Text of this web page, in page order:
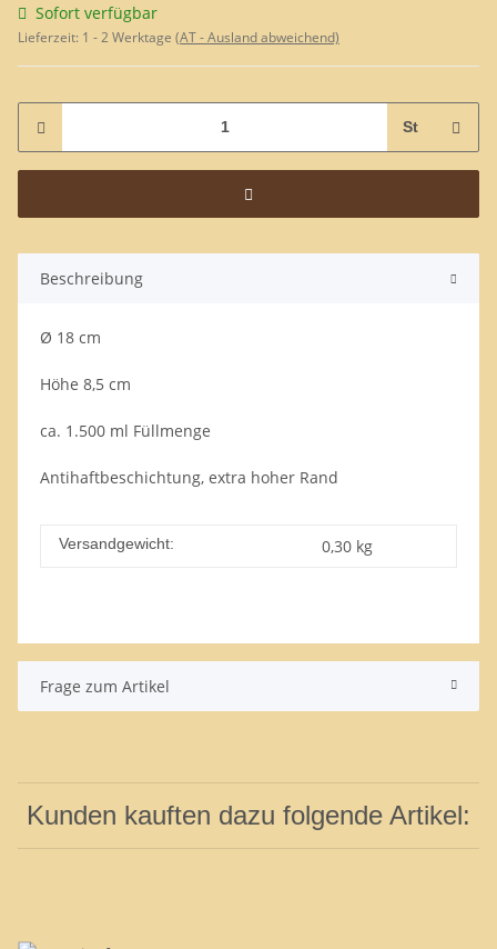
Sofort verfügbar
Lieferzeit: 1 - 2 Werktage (AT - Ausland abweichend)
St
Beschreibung
Ø 18 cm
Höhe 8,5 cm
ca. 1.500 ml Füllmenge
Antihaftbeschichtung, extra hoher Rand
Versandgewicht: 0,30 kg
Frage zum Artikel
Kunden kauften dazu folgende Artikel: